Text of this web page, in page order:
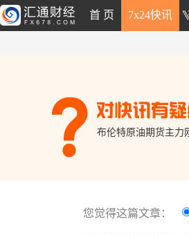
首 页 7x24快讯
布伦特原油期货主力
您觉得这篇文章：